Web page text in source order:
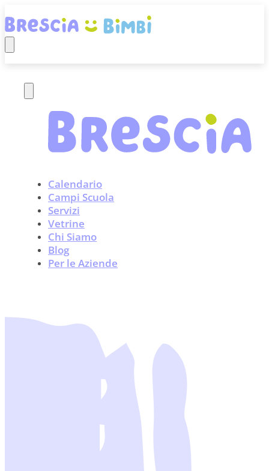
Calendario
Campi Scuola
Servizi
Vetrine
Chi Siamo
Blog
Per le Aziende